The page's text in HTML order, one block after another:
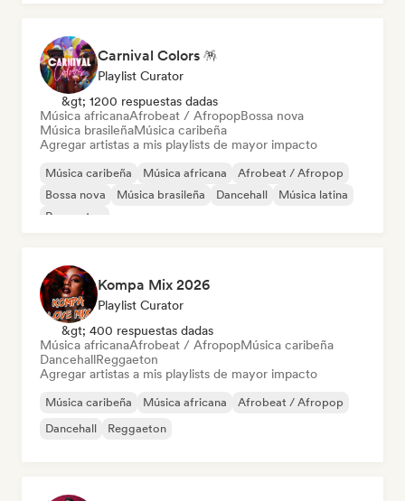
Carnival Colors 🪅
Playlist Curator
&gt; 1200 respuestas dadas
Música africanaAfrobeat / AfropopBossa nova
Música brasileñaMúsica caribeña
Agregar artistas a mis playlists de mayor impacto
Música caribeña Música africana
Afrobeat / Afropop
Bossa nova
Música brasileña Dancehall
Música latina
Reggaeton
Kompa Mix 2026
Playlist Curator
&gt; 400 respuestas dadas
Música africanaAfrobeat / AfropopMúsica caribeña
DancehallReggaeton
Agregar artistas a mis playlists de mayor impacto
Música caribeña Música africana
Afrobeat / Afropop
Dancehall
Reggaeton